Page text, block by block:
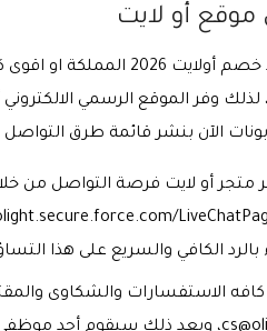
أو لايت
وفر الموقع الرسمي
الآن بنشر قائمة طرق التواصل
متجر أو لايت فرصة التواصل
الكافي والسريع على هذا
كافه الاستفسارات والشكاوى